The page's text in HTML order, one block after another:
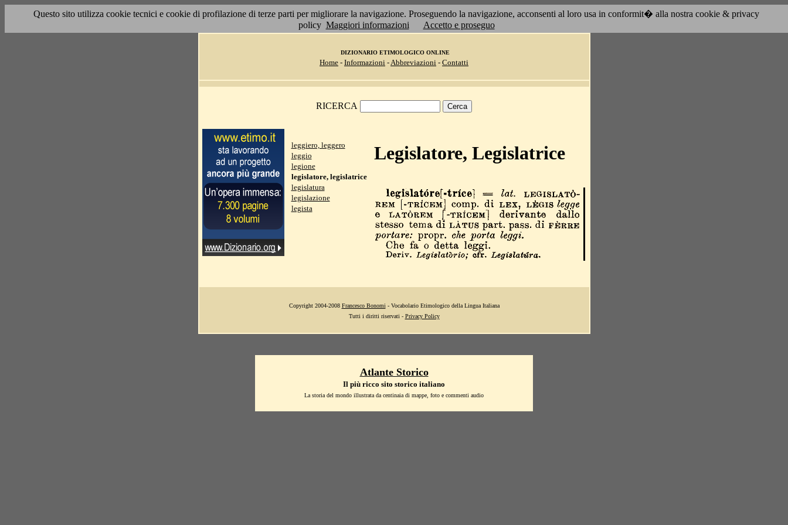
Questo sito utilizza cookie tecnici e cookie di profilazione di terze parti per migliorare la navigazione. Proseguendo la navigazione, acconsenti al loro usa in conformit� alla nostra cookie & privacy
policy Maggiori informazioni Accetto e proseguo
DIZIONARIO ETIMOLOGICO ONLINE
Home - Informazioni -Abbreviazioni - Contatti
RICERCA
leggiero, leggero
leggio
legione
legislatore, legislatrice
legislatura
legislazione
legista
Legislatore, Legislatrice
Copyright 2004-2008 Francesco Bonomi - Vocabolario Etimologico della Lingua Italiana
Tutti i diritti riservati - Privacy Policy
Atlante Storico
Il più ricco sito storico italiano
La storia del mondo illustrata da centinaia di mappe, foto e commenti audio